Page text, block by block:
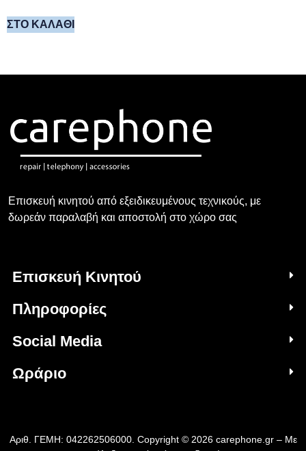
ΣΤΟ ΚΑΛΆΘΙ
Επισκευή κινητού από εξειδικευμένους τεχνικούς, με
δωρεάν παραλαβή και αποστολή στο χώρο σας
Επισκευή Κινητού
Πληροφορίες
Social Media
Ωράριο
Αριθ. ΓΕΜΗ: 042262506000. Copyright © 2026 carephone.gr – Με